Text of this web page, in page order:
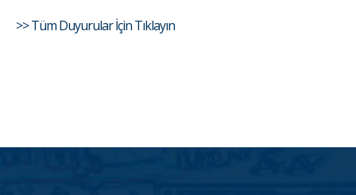
>> Tüm Duyurular İçin Tıklayın